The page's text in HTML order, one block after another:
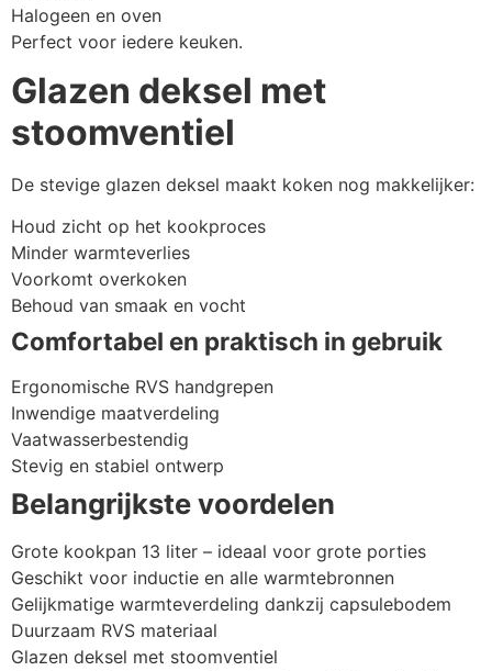
Halogeen en oven
Perfect voor iedere keuken.
Glazen deksel met
stoomventiel
De stevige glazen deksel maakt koken nog makkelijker:
Houd zicht op het kookproces
Minder warmteverlies
Voorkomt overkoken
Behoud van smaak en vocht
Comfortabel en praktisch in gebruik
Ergonomische RVS handgrepen
Inwendige maatverdeling
Vaatwasserbestendig
Stevig en stabiel ontwerp
Belangrijkste voordelen
Grote kookpan 13 liter – ideaal voor grote porties
Geschikt voor inductie en alle warmtebronnen
Gelijkmatige warmteverdeling dankzij capsulebodem
Duurzaam RVS materiaal
Glazen deksel met stoomventiel